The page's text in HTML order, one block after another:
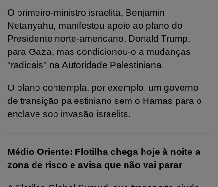
O primeiro-ministro israelita, Benjamin
Netanyahu, manifestou apoio ao plano do
Presidente norte-americano, Donald Trump,
para Gaza, mas condicionou-o a mudanças
"radicais" na Autoridade Palestiniana.
O plano contempla, por exemplo, um governo
de transição palestiniano sem o Hamas para o
enclave sob invasão israelita.
Médio Oriente: Flotilha chega hoje à noite a
zona de risco e avisa que não vai parar